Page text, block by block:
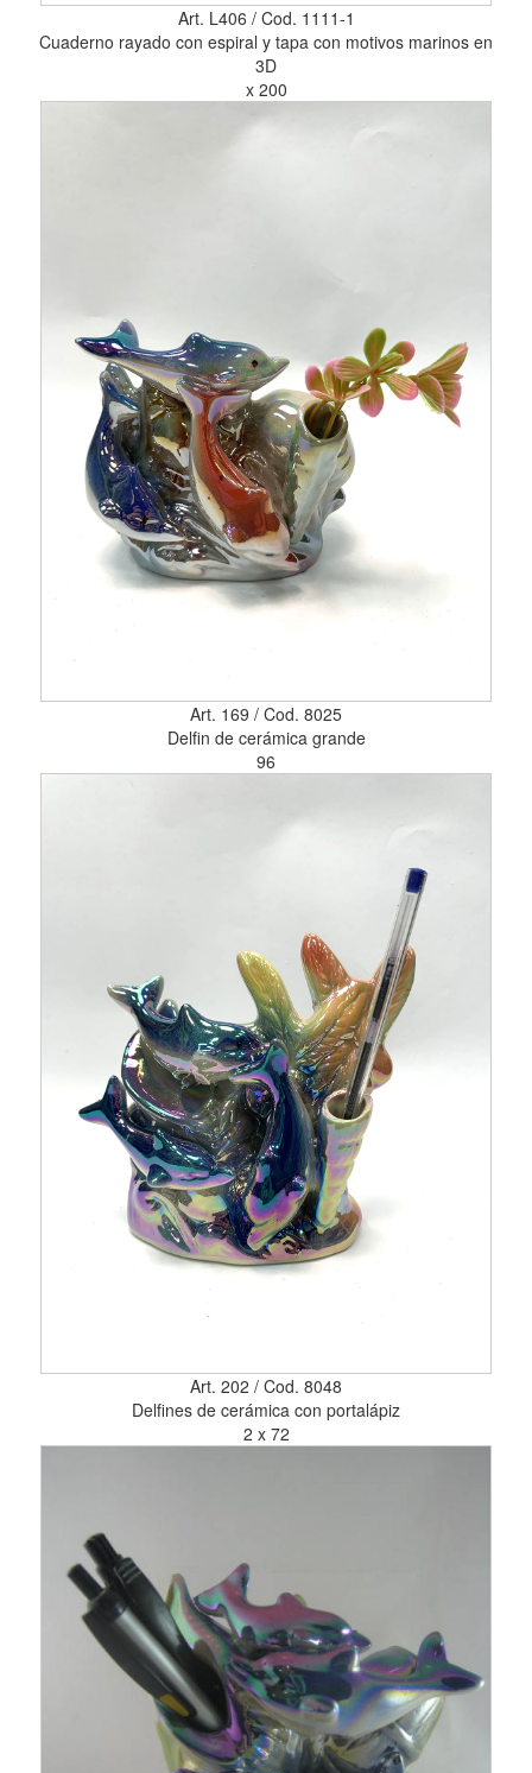
Art. L406 / Cod. 1111-1
Cuaderno rayado con espiral y tapa con motivos marinos en
3D
x 200
Art. 169 / Cod. 8025
Delfin de cerámica grande
96
Art. 202 / Cod. 8048
Delfines de cerámica con portalápiz
2 x 72